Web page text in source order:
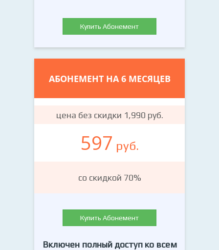
Купить Абонемент
АБОНЕМЕНТ НА 6 МЕСЯЦЕВ
цена без скидки 1,990 руб.
597 руб.
со скидкой 70%
Купить Абонемент
Включен полный доступ ко всем